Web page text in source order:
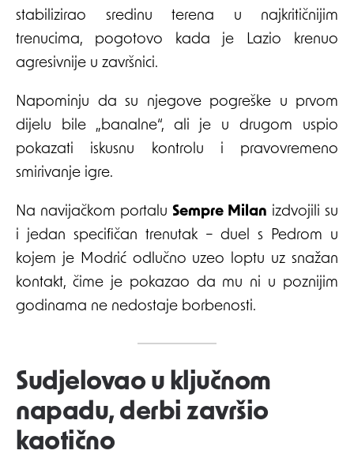
stabilizirao sredinu terena u najkritičnijim
trenucima, pogotovo kada je Lazio krenuo
agresivnije u završnici.
Napominju da su njegove pogreške u prvom
dijelu bile „banalne“, ali je u drugom uspio
pokazati iskusnu kontrolu i pravovremeno
smirivanje igre.
Na navijačkom portalu Sempre Milan izdvojili su
i jedan specifičan trenutak – duel s Pedrom u
kojem je Modrić odlučno uzeo loptu uz snažan
kontakt, čime je pokazao da mu ni u poznijim
godinama ne nedostaje borbenosti.
Sudjelovao u ključnom
napadu, derbi završio
kaotično